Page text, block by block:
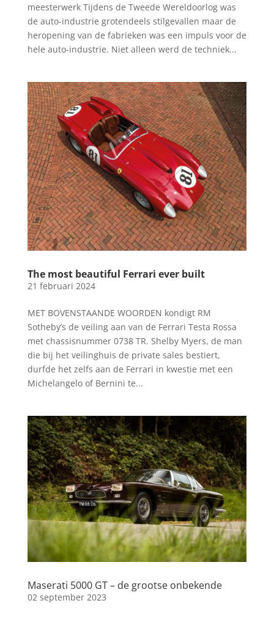
meesterwerk Tijdens de Tweede Wereldoorlog was
de auto-industrie grotendeels stilgevallen maar de
heropening van de fabrieken was een impuls voor de
hele auto-industrie. Niet alleen werd de techniek...
The most beautiful Ferrari ever built
21 februari 2024
MET BOVENSTAANDE WOORDEN kondigt RM
Sotheby’s de veiling aan van de Ferrari Testa Rossa
met chassisnummer 0738 TR. Shelby Myers, de man
die bij het veilinghuis de private sales bestiert,
durfde het zelfs aan de Ferrari in kwestie met een
Michelangelo of Bernini te...
Maserati 5000 GT – de grootse onbekende
02 september 2023